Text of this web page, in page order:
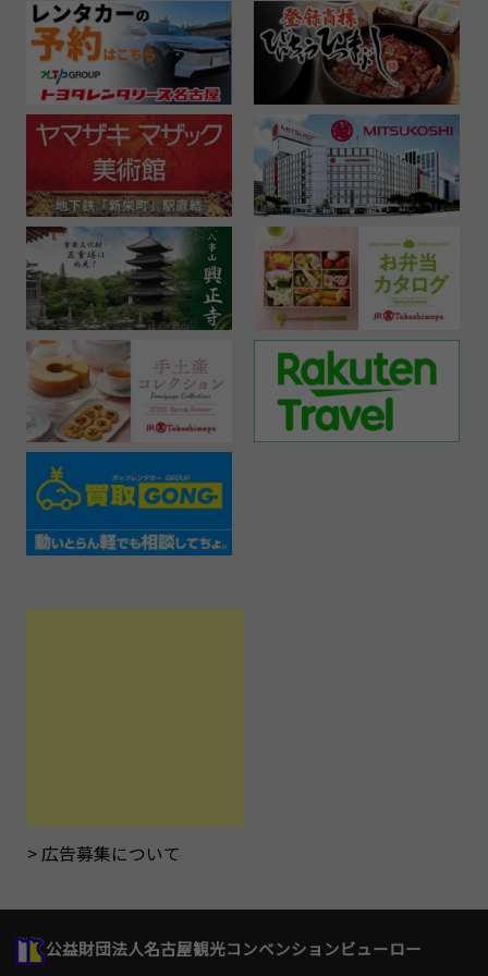
広告募集について
公益財団法人名古屋観光コンベンションビューロー